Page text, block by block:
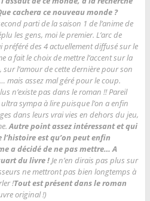
cachera ce nouveau monde ?
parti de la saison 1 de l’anime de
les gens, moi le premier. L’arc de
préféré des 4 actuellement diffusé sur le
a fait le choix de mettre l’accent sur la
l’amour de cette dernière pour son
mais assez mal géré pour le coup.
n’existe pas dans le roman !! Pareil
sympa à lire puisque l’on a enfin
dans leurs vrai vies en dehors du jeu,
Autre point assez intéressant et qui
est qu’on peut enfin
a décidé de ne pas mettre… A
du livre !Je n’en dirais pas plus sur
ne mettront pas bien longtemps à
!Tout est présent dans le roman
original !)